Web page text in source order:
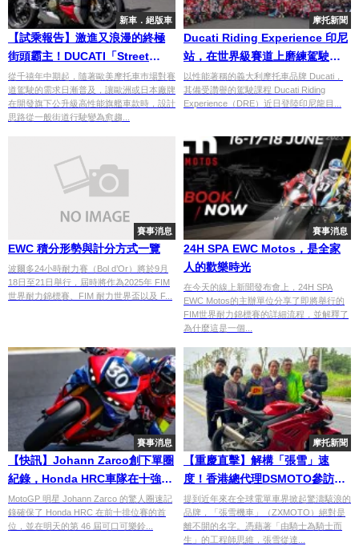
新車．絕版車
【試乘報告】激進又浪漫的終極
街頭霸主！DUCATI「Street
Fighter V4S」
從千禧年中期起，隨著歐美摩托車巿場對賽
道駕駛的需求日漸普及，讓歐洲或日本廠牌
在開發旗下公升級高性能旗艦車款時，設計
思路從一般街道行駛變為愈趨...
摩托新聞
Ducati Riding Experience 印尼
站，在世界級賽道上磨練駕駛技
術
以性能著稱的義大利摩托車品牌 Ducati，
其備受讚譽的駕駛課程 Ducati Riding
Experience（DRE）近日登陸印尼龍目...
賽事消息
EWC 積分形勢與計分方式一覽
波爾多24小時耐力賽（Bol d’Or）將於9月
18日至21日舉行，屆時將作為2025年 FIM
世界耐力錦標賽、FIM 耐力世界盃以及 F...
賽事消息
24H SPA EWC Motos，是全家
人的歡樂時光
在今天的線上新聞發布會上，24H SPA
EWC Motos的主辦單位分享了即將舉行的
FIM世界耐力錦標賽的詳細流程，並解釋了
為什麼這是一個...
賽事消息
【快訊】Johann Zarco創下單圈
紀錄，Honda HRC車隊在十強賽
中取得勝利！
MotoGP 明星 Johann Zarco 的驚人圈速記
錄確保了 Honda HRC 在前十排位賽的首
位，並在明天的第 46 屆可口可樂鈴...
摩托新聞
【重慶直擊】解構「張雪」速
度！香港總代理DSMOTO參訪
ZXMOTO工廠，三缸跑車820RR
實測現身
提到近年來在全球電單車界掀起驚濤駭浪的
品牌，「張雪機車」（ZXMOTO）絕對是
離不開的名字。憑藉著「由騎士為騎士而
生」的工程師思維，張雪從達...